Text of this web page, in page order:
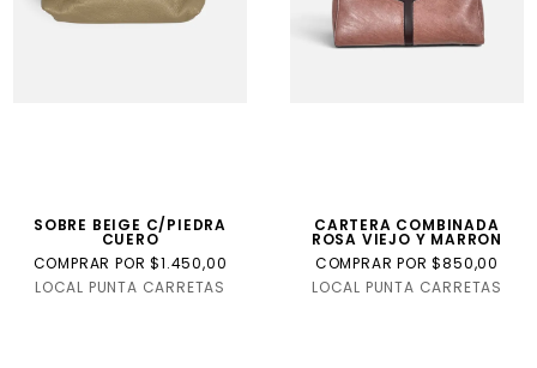
SOBRE BEIGE C/PIEDRA
CUERO
COMPRAR POR $1.450,00
LOCAL PUNTA CARRETAS
CARTERA COMBINADA
ROSA VIEJO Y MARRON
COMPRAR POR $850,00
LOCAL PUNTA CARRETAS